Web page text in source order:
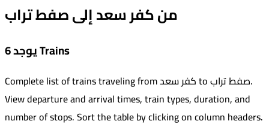
من كفر سعد إلى صفط تراب
يوجد 6 Trains
Complete list of trains traveling fromكفر سعدtoصفط تراب.
View departure and arrival times, train types, duration, and
number of stops. Sort the table by clicking on column headers.